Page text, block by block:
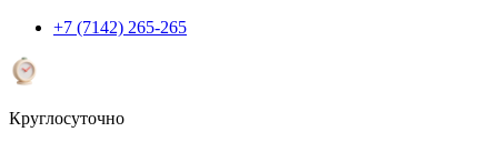
+7 (7142) 265-265
Круглосуточно